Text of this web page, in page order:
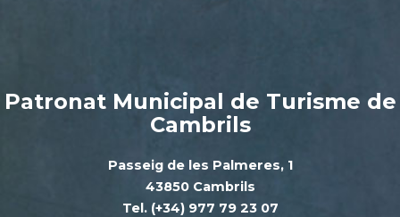
Patronat Municipal de Turisme de
Cambrils
Passeig de les Palmeres, 1
43850 Cambrils
Tel. (+34) 977 79 23 07